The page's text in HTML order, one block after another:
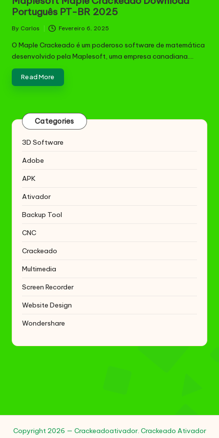
Português PT-BR 2025
Posted
by
By Carlos Fevereiro 6, 2025
O Maple Crackeado é um poderoso software de matemática
desenvolvido pela Maplesoft, uma empresa canadiana.…
Read More
Categories
3D Software
Adobe
APK
Ativador
Backup Tool
CNC
Crackeado
Multimedia
Screen Recorder
Website Design
Wondershare
Copyright 2026 — Crackeadoativador. Crackeado Ativador